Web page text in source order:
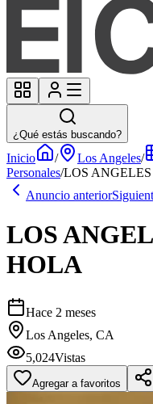
¿Qué estás buscando?
Inicio / Los Angeles/
Personales/LOS
Anuncio anterior
LOS
HOLA
Hace 2 meses
Los Angeles, CA
5,024Vistas
Agregar a favoritos